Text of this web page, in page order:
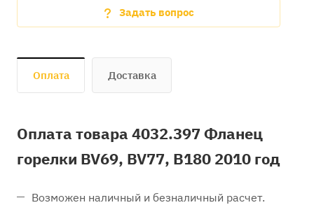
Задать вопрос
Оплата Доставка
Оплата товара 4032.397 Фланец
горелки BV69, BV77, B180 2010 год
Возможен наличный и безналичный расчет.